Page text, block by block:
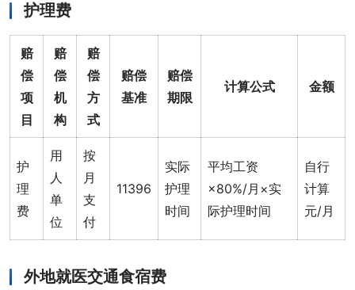
护理费
赔
偿
项
目
赔
偿
机
构
赔
偿
方
式
赔偿
基准
赔偿
期限
计算公式 金额
护
理
费
用
人
单
位
按
月
支
付
11396
实际
护理
时间
平均工资
×80%/月×实
际护理时间
自行
计算
元/月
外地就医交通食宿费